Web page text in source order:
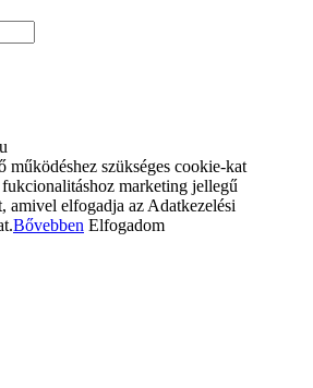
működéshez szükséges cookie-kat
marketing jellegű
amivel elfogadja az Adatkezelési
Bővebben Elfogadom